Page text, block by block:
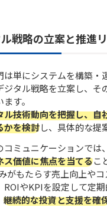
戦略の立案と推進
単にシステムを構築・
ジタル戦略を立案し、そ
す。
ル技術動向を把握し、自
かを検討し、具体的な提
ミュニケーションでは
ス価値に焦点を当てるこ
がもたらす売上向上や
ROIやKPIを設定して定
継続的な投資と支援を確